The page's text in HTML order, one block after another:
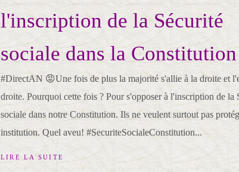
l'inscription de la Sécurité
sociale dans la Constitution
#DirectAN 😡Une fois de plus la majorité s'allie à la droite et
droite. Pourquoi cette fois ? Pour s'opposer à l'inscription de la
sociale dans notre Constitution. Ils ne veulent surtout pas
institution. Quel aveu! #SecuriteSocialeConstitution...
LIRE LA SUITE